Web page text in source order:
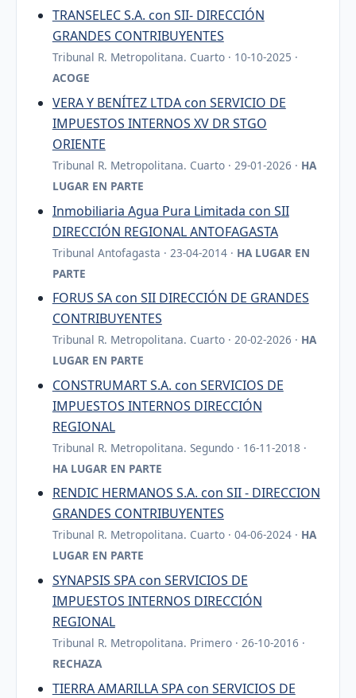
TRANSELEC S.A. con SII- DIRECCIÓN
GRANDES CONTRIBUYENTES
Tribunal R. Metropolitana. Cuarto · 10-10-2025 ·
ACOGE
VERA Y BENÍTEZ LTDA con SERVICIO DE
IMPUESTOS INTERNOS XV DR STGO
ORIENTE
Tribunal R. Metropolitana. Cuarto · 29-01-2026 · HA
LUGAR EN PARTE
Inmobiliaria Agua Pura Limitada con SII
DIRECCIÓN REGIONAL ANTOFAGASTA
Tribunal Antofagasta · 23-04-2014 · HA LUGAR EN
PARTE
FORUS SA con SII DIRECCIÓN DE GRANDES
CONTRIBUYENTES
Tribunal R. Metropolitana. Cuarto · 20-02-2026 · HA
LUGAR EN PARTE
CONSTRUMART S.A. con SERVICIOS DE
IMPUESTOS INTERNOS DIRECCIÓN
REGIONAL
Tribunal R. Metropolitana. Segundo · 16-11-2018 ·
HA LUGAR EN PARTE
RENDIC HERMANOS S.A. con SII - DIRECCION
GRANDES CONTRIBUYENTES
Tribunal R. Metropolitana. Cuarto · 04-06-2024 · HA
LUGAR EN PARTE
SYNAPSIS SPA con SERVICIOS DE
IMPUESTOS INTERNOS DIRECCIÓN
REGIONAL
Tribunal R. Metropolitana. Primero · 26-10-2016 ·
RECHAZA
TIERRA AMARILLA SPA con SERVICIOS DE